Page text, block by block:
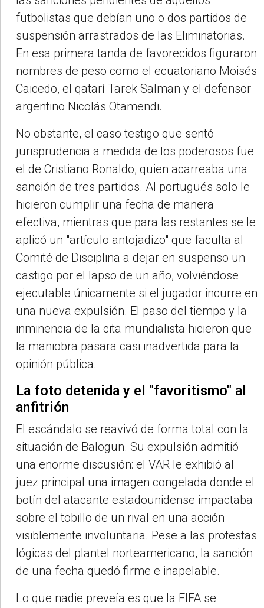
futbolistas que debían uno o dos partidos de
suspensión arrastrados de las Eliminatorias.
En esa primera tanda de favorecidos figuraron
nombres de peso como el ecuatoriano Moisés
Caicedo, el qatarí Tarek Salman y el defensor
argentino Nicolás Otamendi.
No obstante, el caso testigo que sentó
jurisprudencia a medida de los poderosos fue
el de Cristiano Ronaldo, quien acarreaba una
sanción de tres partidos. Al portugués solo le
hicieron cumplir una fecha de manera
efectiva, mientras que para las restantes se le
aplicó un "artículo antojadizo" que faculta al
Comité de Disciplina a dejar en suspenso un
castigo por el lapso de un año, volviéndose
ejecutable únicamente si el jugador incurre en
una nueva expulsión. El paso del tiempo y la
inminencia de la cita mundialista hicieron que
la maniobra pasara casi inadvertida para la
opinión pública.
La foto detenida y el "favoritismo" al
anfitrión
El escándalo se reavivó de forma total con la
situación de Balogun. Su expulsión admitió
una enorme discusión: el VAR le exhibió al
juez principal una imagen congelada donde el
botín del atacante estadounidense impactaba
sobre el tobillo de un rival en una acción
visiblemente involuntaria. Pese a las protestas
lógicas del plantel norteamericano, la sanción
de una fecha quedó firme e inapelable.
Lo que nadie preveía es que la FIFA se